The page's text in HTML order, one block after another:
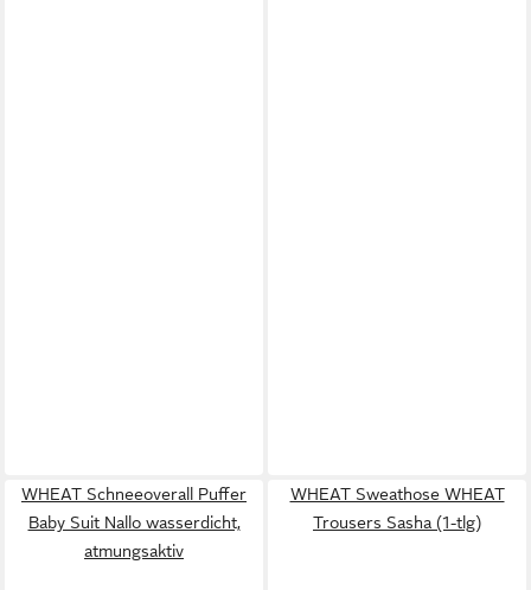
WHEAT Schneeoverall Puffer
Baby Suit Nallo wasserdicht,
atmungsaktiv
WHEAT Sweathose WHEAT
Trousers Sasha (1-tlg)